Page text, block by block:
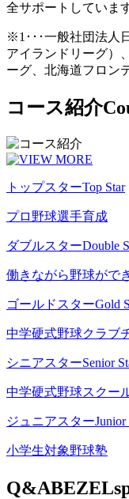
全サポートしていま
※1･･･一般社団法人
アイランドリーグ）
ーグ、北海道フロン
コース紹介
トップスターTop Star
プロ野球選手育成
ダブルスターDouble
働きながら野球がで
ゴールドスターGold
中学硬式野球クラブ
シニアスターSenior
中学硬式野球スクー
ジュニアスターJunior
小学生対象野球塾
Q&A